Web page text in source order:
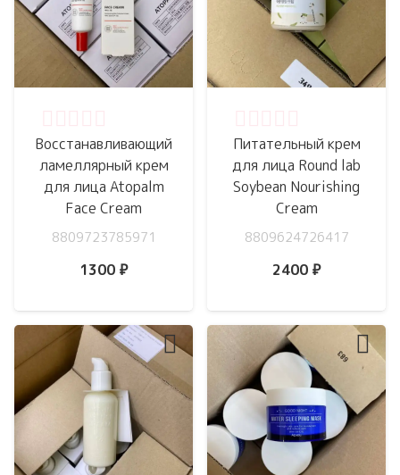
Восстанавливающий
ламеллярный крем
для лица Atopalm
Face Cream
8809723785971
1300 ₽
Питательный крем
для лица Round lab
Soybean Nourishing
Cream
8809624726417
2400 ₽